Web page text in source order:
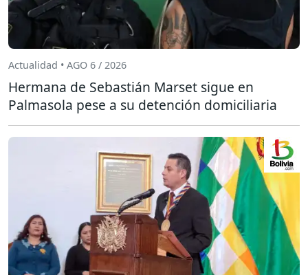
Actualidad • AGO 6 / 2026
Hermana de Sebastián Marset sigue en
Palmasola pese a su detención domiciliaria